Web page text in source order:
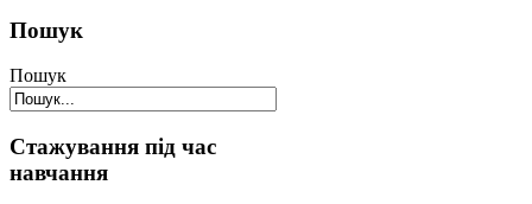
Пошук
Пошук
Стажування під час
навчання